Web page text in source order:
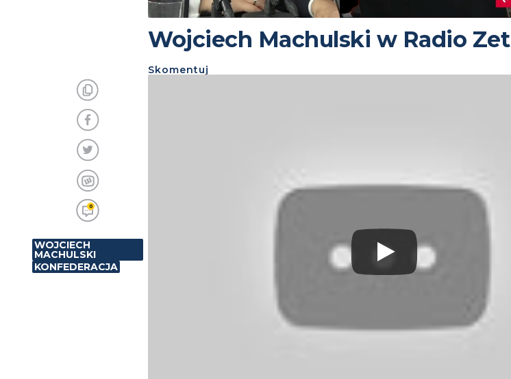
Wojciech Machulski w Radio Zet
Skomentuj
0
WOJCIECH
MACHULSKI
KONFEDERACJA